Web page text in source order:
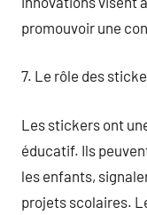
promouvoir une
7. Le rôle des
Les stickers ont
éducatif. Ils
les enfants,
projets scolaires.